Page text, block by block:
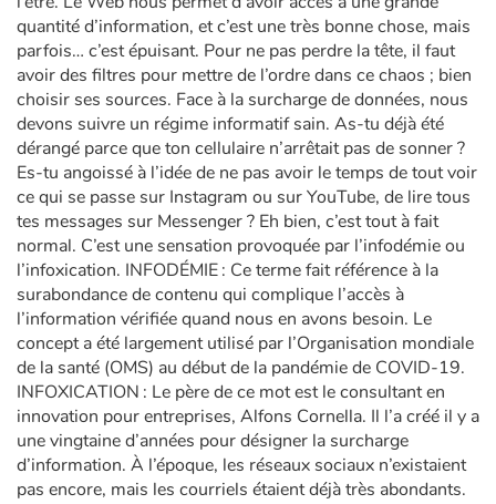
quantité d’information, et c’est une très bonne chose, mais
parfois… c’est épuisant. Pour ne pas perdre la tête, il faut
avoir des filtres pour mettre de l’ordre dans ce chaos ; bien
choisir ses sources. Face à la surcharge de données, nous
devons suivre un régime informatif sain. As-tu déjà été
dérangé parce que ton cellulaire n’arrêtait pas de sonner ?
Es-tu angoissé à l’idée de ne pas avoir le temps de tout voir
ce qui se passe sur Instagram ou sur YouTube, de lire tous
tes messages sur Messenger ? Eh bien, c’est tout à fait
normal. C’est une sensation provoquée par l’infodémie ou
l’infoxication. INFODÉMIE : Ce terme fait référence à la
surabondance de contenu qui complique l’accès à
l’information vérifiée quand nous en avons besoin. Le
concept a été largement utilisé par l’Organisation mondiale
de la santé (OMS) au début de la pandémie de COVID-19.
INFOXICATION : Le père de ce mot est le consultant en
innovation pour entreprises, Alfons Cornella. Il l’a créé il y a
une vingtaine d’années pour désigner la surcharge
d’information. À l’époque, les réseaux sociaux n’existaient
pas encore, mais les courriels étaient déjà très abondants.